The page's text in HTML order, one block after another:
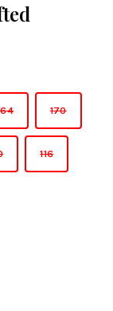
170
116